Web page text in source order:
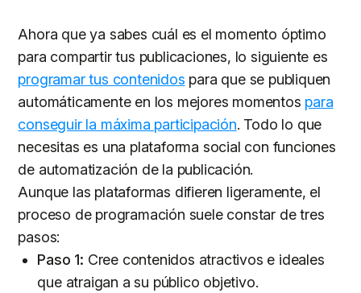
Ahora que ya sabes cuál es el momento óptimo
para compartir tus publicaciones, lo siguiente es
programar tus contenidos para que se publiquen
automáticamente en los mejores momentos para
conseguir la máxima participación. Todo lo que
necesitas es una plataforma social con funciones
de automatización de la publicación.
Aunque las plataformas difieren ligeramente, el
proceso de programación suele constar de tres
pasos:
Paso 1: Cree contenidos atractivos e ideales
que atraigan a su público objetivo.